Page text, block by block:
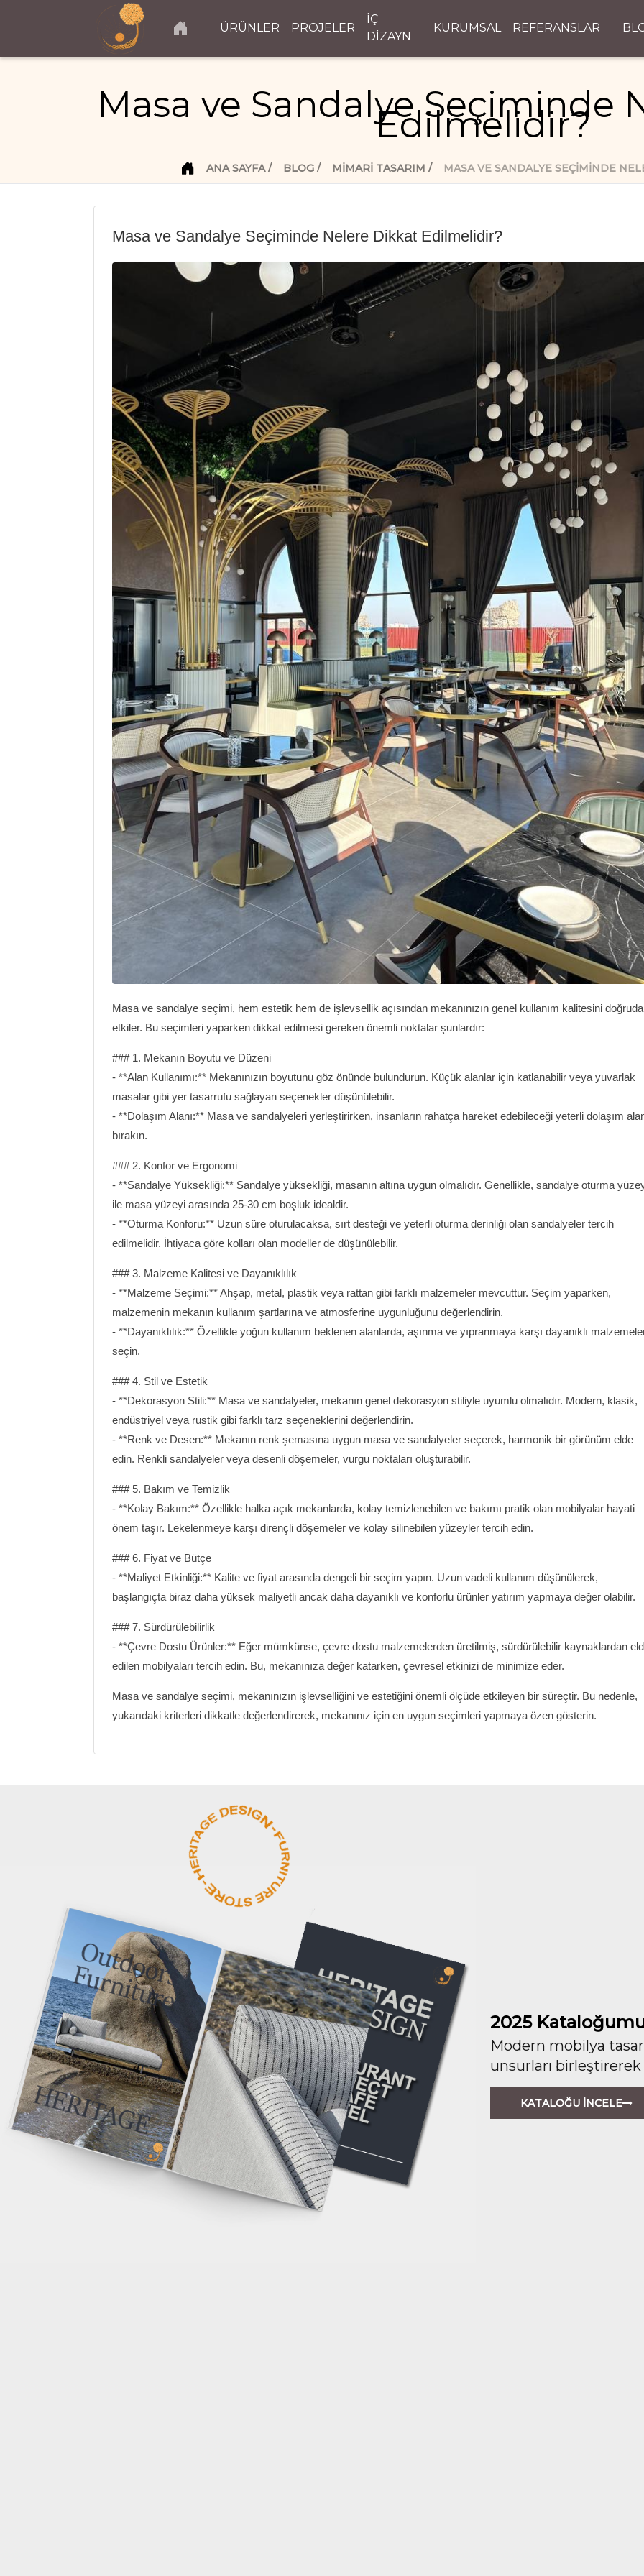
ÜRÜNLER PROJELER
İÇ
DİZAYN
KURUMSAL REFERANSLAR
Masa ve Sandalye Seçiminde
Edilmelidir?
ANA SAYFA BLOG MIMARI TASARIM MASA VE SANDALYE SEÇIMINDE
Masa ve Sandalye Seçiminde Nelere Dikkat Edilmelidir?
Masa ve sandalye seçimi, hem estetik hem de işlevsellik açısından mekanınızın genel kullanım kalitesini
etkiler. Bu seçimleri yaparken dikkat edilmesi gereken önemli noktalar şunlardır:
### 1. Mekanın Boyutu ve Düzeni
- **Alan Kullanımı:** Mekanınızın boyutunu göz önünde bulundurun. Küçük alanlar için katlanabilir veya yuvarlak
masalar gibi yer tasarrufu sağlayan seçenekler düşünülebilir.
- **Dolaşım Alanı:** Masa ve sandalyeleri yerleştirirken, insanların rahatça hareket edebileceği yeterli dolaşım
bırakın.
### 2. Konfor ve Ergonomi
- **Sandalye Yüksekliği:** Sandalye yüksekliği, masanın altına uygun olmalıdır. Genellikle, sandalye oturma
ile masa yüzeyi arasında 25-30 cm boşluk idealdir.
- **Oturma Konforu:** Uzun süre oturulacaksa, sırt desteği ve yeterli oturma derinliği olan sandalyeler tercih
edilmelidir. İhtiyaca göre kolları olan modeller de düşünülebilir.
### 3. Malzeme Kalitesi ve Dayanıklılık
- **Malzeme Seçimi:** Ahşap, metal, plastik veya rattan gibi farklı malzemeler mevcuttur. Seçim yaparken,
malzemenin mekanın kullanım şartlarına ve atmosferine uygunluğunu değerlendirin.
- **Dayanıklılık:** Özellikle yoğun kullanım beklenen alanlarda, aşınma ve yıpranmaya karşı dayanıklı
seçin.
### 4. Stil ve Estetik
- **Dekorasyon Stili:** Masa ve sandalyeler, mekanın genel dekorasyon stiliyle uyumlu olmalıdır. Modern, klasik,
endüstriyel veya rustik gibi farklı tarz seçeneklerini değerlendirin.
- **Renk ve Desen:** Mekanın renk şemasına uygun masa ve sandalyeler seçerek, harmonik bir görünüm elde
edin. Renkli sandalyeler veya desenli döşemeler, vurgu noktaları oluşturabilir.
### 5. Bakım ve Temizlik
- **Kolay Bakım:** Özellikle halka açık mekanlarda, kolay temizlenebilen ve bakımı pratik olan mobilyalar hayati
önem taşır. Lekelenmeye karşı dirençli döşemeler ve kolay silinebilen yüzeyler tercih edin.
### 6. Fiyat ve Bütçe
- **Maliyet Etkinliği:** Kalite ve fiyat arasında dengeli bir seçim yapın. Uzun vadeli kullanım düşünülerek,
başlangıçta biraz daha yüksek maliyetli ancak daha dayanıklı ve konforlu ürünler yatırım yapmaya değer olabilir.
### 7. Sürdürülebilirlik
- **Çevre Dostu Ürünler:** Eğer mümkünse, çevre dostu malzemelerden üretilmiş, sürdürülebilir kaynaklardan
edilen mobilyaları tercih edin. Bu, mekanınıza değer katarken, çevresel etkinizi de minimize eder.
Masa ve sandalye seçimi, mekanınızın işlevselliğini ve estetiğini önemli ölçüde etkileyen bir süreçtir. Bu nedenle,
yukarıdaki kriterleri dikkatle değerlendirerek, mekanınız için en uygun seçimleri yapmaya özen gösterin.
2025
Modern mobilya
unsurları
KATALOĞU İNCELE